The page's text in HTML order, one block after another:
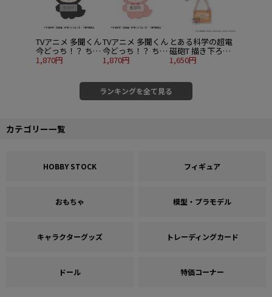
TVアニメ 多聞くん
今どっち！？ ちみ
けもますこっと 2.
1,870円
TVアニメ 多聞くん
今どっち！？ ちみ
けもますこっと 3.
1,870円
とある科学の超電
磁砲T 描き下ろし
アクリルスタンド
典対象商品）
1,650円
ランキングを全て見る
カテゴリー一覧
HOBBY STOCK フィギュア
おもちゃ 模型・プラモデル
キャラクターグッズ トレーディングカード
ドール 特価コーナー